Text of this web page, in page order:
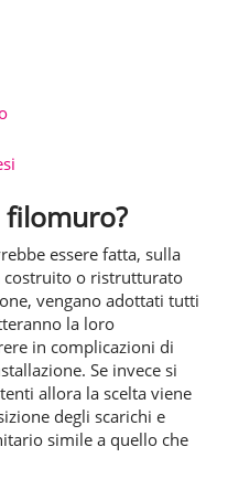
filomuro?
essere fatta, sulla
costruito o ristrutturato
vengano adottati tutti
la loro
in complicazioni di
Se invece si
allora la scelta viene
degli scarichi e
simile a quello che